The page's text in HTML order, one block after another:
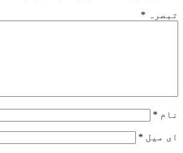
تبصرہ *
نام *
ای میل *